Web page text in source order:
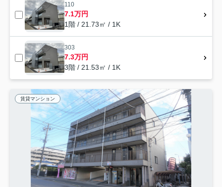
110
7.1万円
1階 / 21.73㎡ / 1K
303
7.3万円
3階 / 21.53㎡ / 1K
賃貸マンション